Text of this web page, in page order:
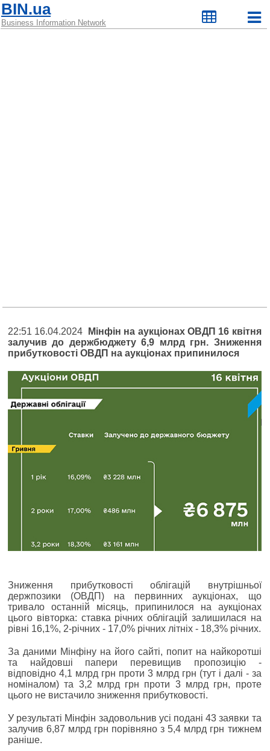
BIN.ua
Business Information Network
22:51 16.04.2024
Мінфін на аукціонах ОВДП 16 квітня
залучив до держбюджету 6,9 млрд грн. Зниження
прибутковості ОВДП на аукціонах припинилося
Зниження прибутковості облігацій внутрішньої
держпозики (ОВДП) на первинних аукціонах, що
тривало останній місяць, припинилося на аукціонах
цього вівторка: ставка річних облігацій залишилася на
рівні 16,1%, 2-річних - 17,0% річних літніх - 18,3% річних.
За даними Мінфіну на його сайті, попит на найкоротші
та найдовші папери перевищив пропозицію -
відповідно 4,1 млрд грн проти 3 млрд грн (тут і далі - за
номіналом) та 3,2 млрд грн проти 3 млрд грн, проте
цього не вистачило зниження прибутковості.
У результаті Мінфін задовольнив усі подані 43 заявки та
залучив 6,87 млрд грн порівняно з 5,4 млрд грн тижнем
раніше.